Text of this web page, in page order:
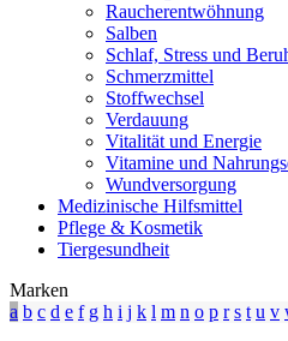
Raucherentwöhnung
Salben
Schlaf, Stress und
Schmerzmittel
Stoffwechsel
Verdauung
Vitalität und Energie
Vitamine und
Wundversorgung
Medizinische Hilfsmittel
Pflege & Kosmetik
Tiergesundheit
Marken
a b c d e f g h i j k l m n o p r s t u v